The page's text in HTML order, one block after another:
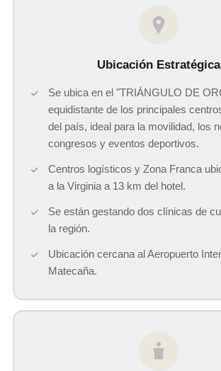
Ubicación Estratégica
Se ubica en el "TRIÁNGULO DE
equidistante de los principales
del país, ideal para la movilidad, los
congresos y eventos deportivos.
Centros logísticos y Zona Franca
a la Virginia a 13 km del hotel.
Se están gestando dos clínicas de
la región.
Ubicación cercana al Aeropuerto
Matecaña.